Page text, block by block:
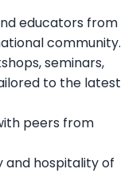
educators from
community.
seminars,
to the latest
peers from
and hospitality of